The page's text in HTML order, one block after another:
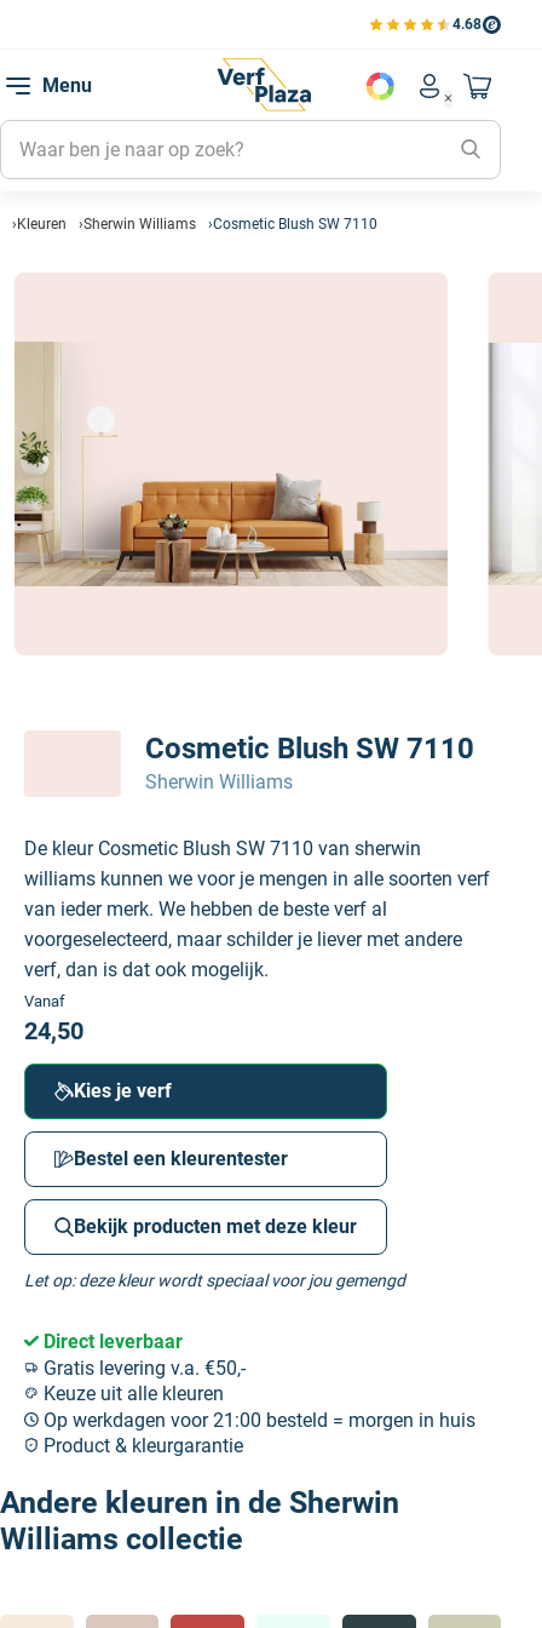
4.68
Bekijk de verfplaza
Menu
Account
Mijn
Mijn
Mijn
Naar
Kleuren Sherwin Williams Cosmetic Blush SW 7110
Cosmetic Blush SW 7110
Sherwin Williams
De kleur Cosmetic Blush SW 7110 van sherwin
williams kunnen we voor je mengen in alle soorten verf
van ieder merk. We hebben de beste verf al
voorgeselecteerd, maar schilder je liever met andere
verf, dan is dat ook mogelijk.
Vanaf
24,50
Kies je verf
Bestel een kleurentester
Bekijk producten met deze kleur
Let op: deze kleur wordt speciaal voor jou gemengd
Direct leverbaar
Gratis levering v.a. €50,-
Keuze uit alle kleuren
Op werkdagen voor 21:00 besteld = morgen in huis
Product & kleurgarantie
Andere kleuren in de Sherwin
Williams collectie